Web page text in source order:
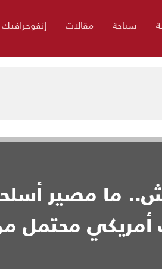
سياحة مقالات إنفوجرافيك
ما مصير
محتمل